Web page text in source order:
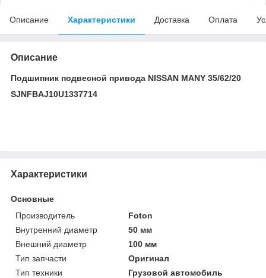
Описание Характеристики Доставка Оплата
Описание
Подшипник подвесной привода NISSAN MANY 35/62/20
SJNFBAJ10U1337714
Характеристики
Основные
Производитель
Foton
Внутренний диаметр
50 мм
Внешний диаметр
100 мм
Тип запчасти
Оригинал
Тип техники
Грузовой автомобиль